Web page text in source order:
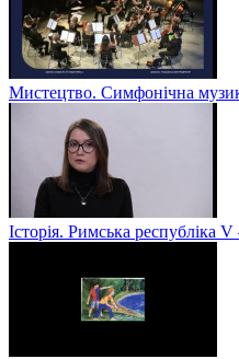
Мистецтво. Симфонічна
Історія. Римська республіка